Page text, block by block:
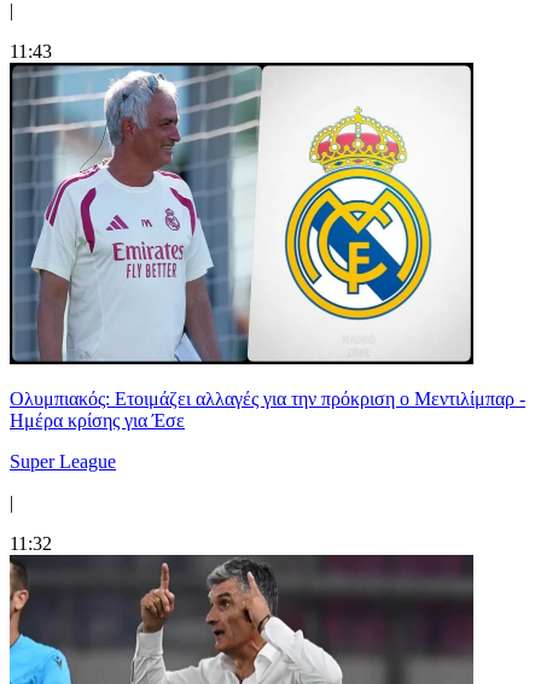
|
11:43
Ολυμπιακός: Ετοιμάζει αλλαγές για την πρόκριση ο Μεντιλίμπαρ -
Ημέρα κρίσης για Έσε
Super League
|
11:32